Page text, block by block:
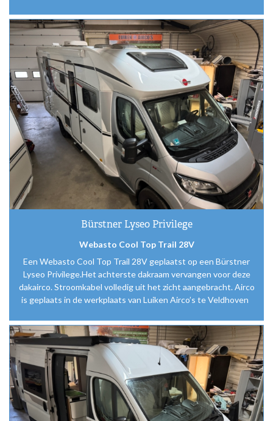
Bürstner Lyseo Privilege
Webasto Cool Top Trail 28V
Een Webasto Cool Top Trail 28V geplaatst op een Bürstner
Lyseo Privilege.Het achterste dakraam vervangen voor deze
dakairco. Stroomkabel volledig uit het zicht aangebracht. Airco
is geplaats in de werkplaats van Luiken Airco’s te Veldhoven